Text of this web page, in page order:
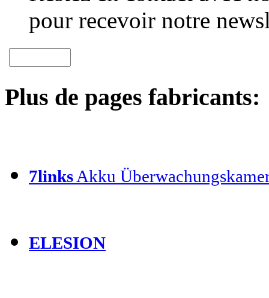
pour recevoir notre
Plus de pages fabricants:
7links Akku
ELESION